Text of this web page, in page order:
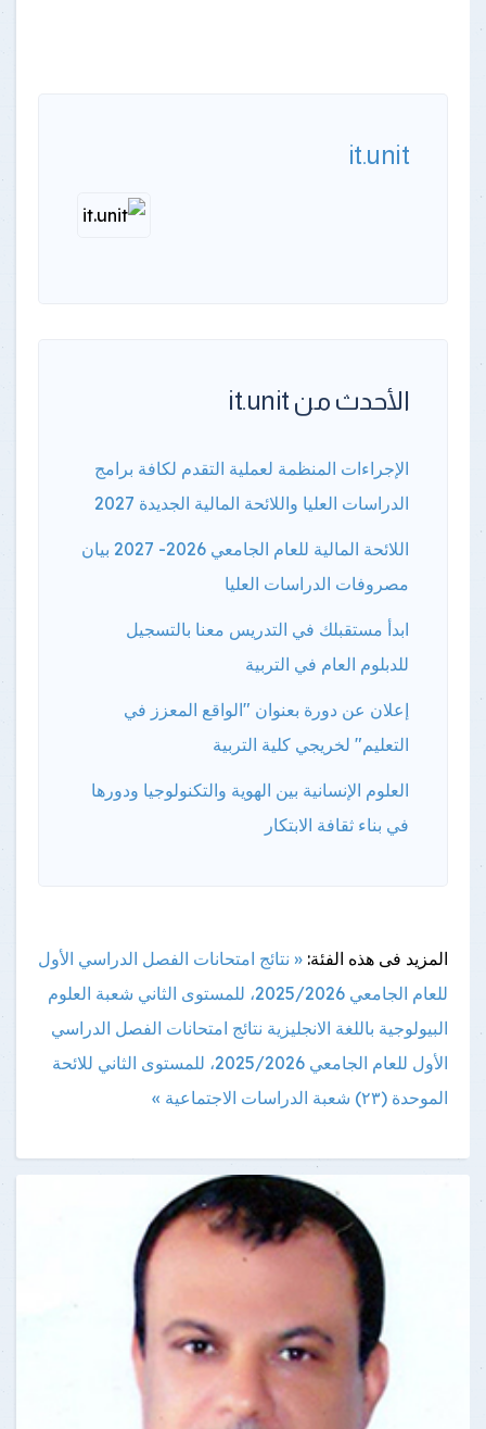
it.unit
الأحدث من it.unit
الإجراءات المنظمة لعملية التقدم لكافة برامج
الدراسات العليا واللائحة المالية الجديدة 2027
اللائحة المالية للعام الجامعي 2026- 2027 بيان
مصروفات الدراسات العليا
ابدأ مستقبلك في التدريس معنا بالتسجيل
للدبلوم العام في التربية
إعلان عن دورة بعنوان "الواقع المعزز في
التعليم" لخريجي كلية التربية
العلوم الإنسانية بين الهوية والتكنولوجيا ودورها
في بناء ثقافة الابتكار
المزيد فى هذه الفئة: « نتائج امتحانات الفصل الدراسي الأول
للعام الجامعي 2025/2026، للمستوى الثاني شعبة العلوم
البيولوجية باللغة الانجليزية نتائج امتحانات الفصل الدراسي
الأول للعام الجامعي 2025/2026، للمستوى الثاني للائحة
الموحدة (٢٣) شعبة الدراسات الاجتماعية »